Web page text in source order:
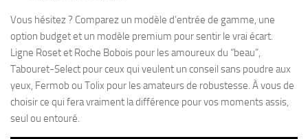
Vous hésitez ? Comparez un modèle d’entrée de gamme, une
option budget et un modèle premium pour sentir le vrai écart.
Ligne Roset et Roche Bobois pour les amoureux du “beau”,
Tabouret-Select pour ceux qui veulent un conseil sans poudre aux
yeux, Fermob ou Tolix pour les amateurs de robustesse. À vous de
choisir ce qui fera vraiment la différence pour vos moments assis,
seul ou entouré.